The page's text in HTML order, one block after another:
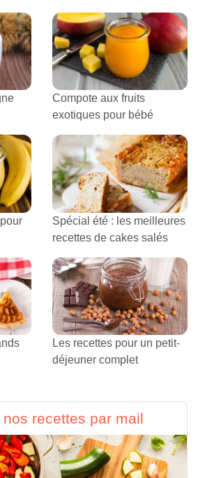
Compote aux fruits
exotiques pour bébé
Spécial été : les meilleures
recettes de cakes salés
Les recettes pour un petit-
déjeuner complet
recettes par mail